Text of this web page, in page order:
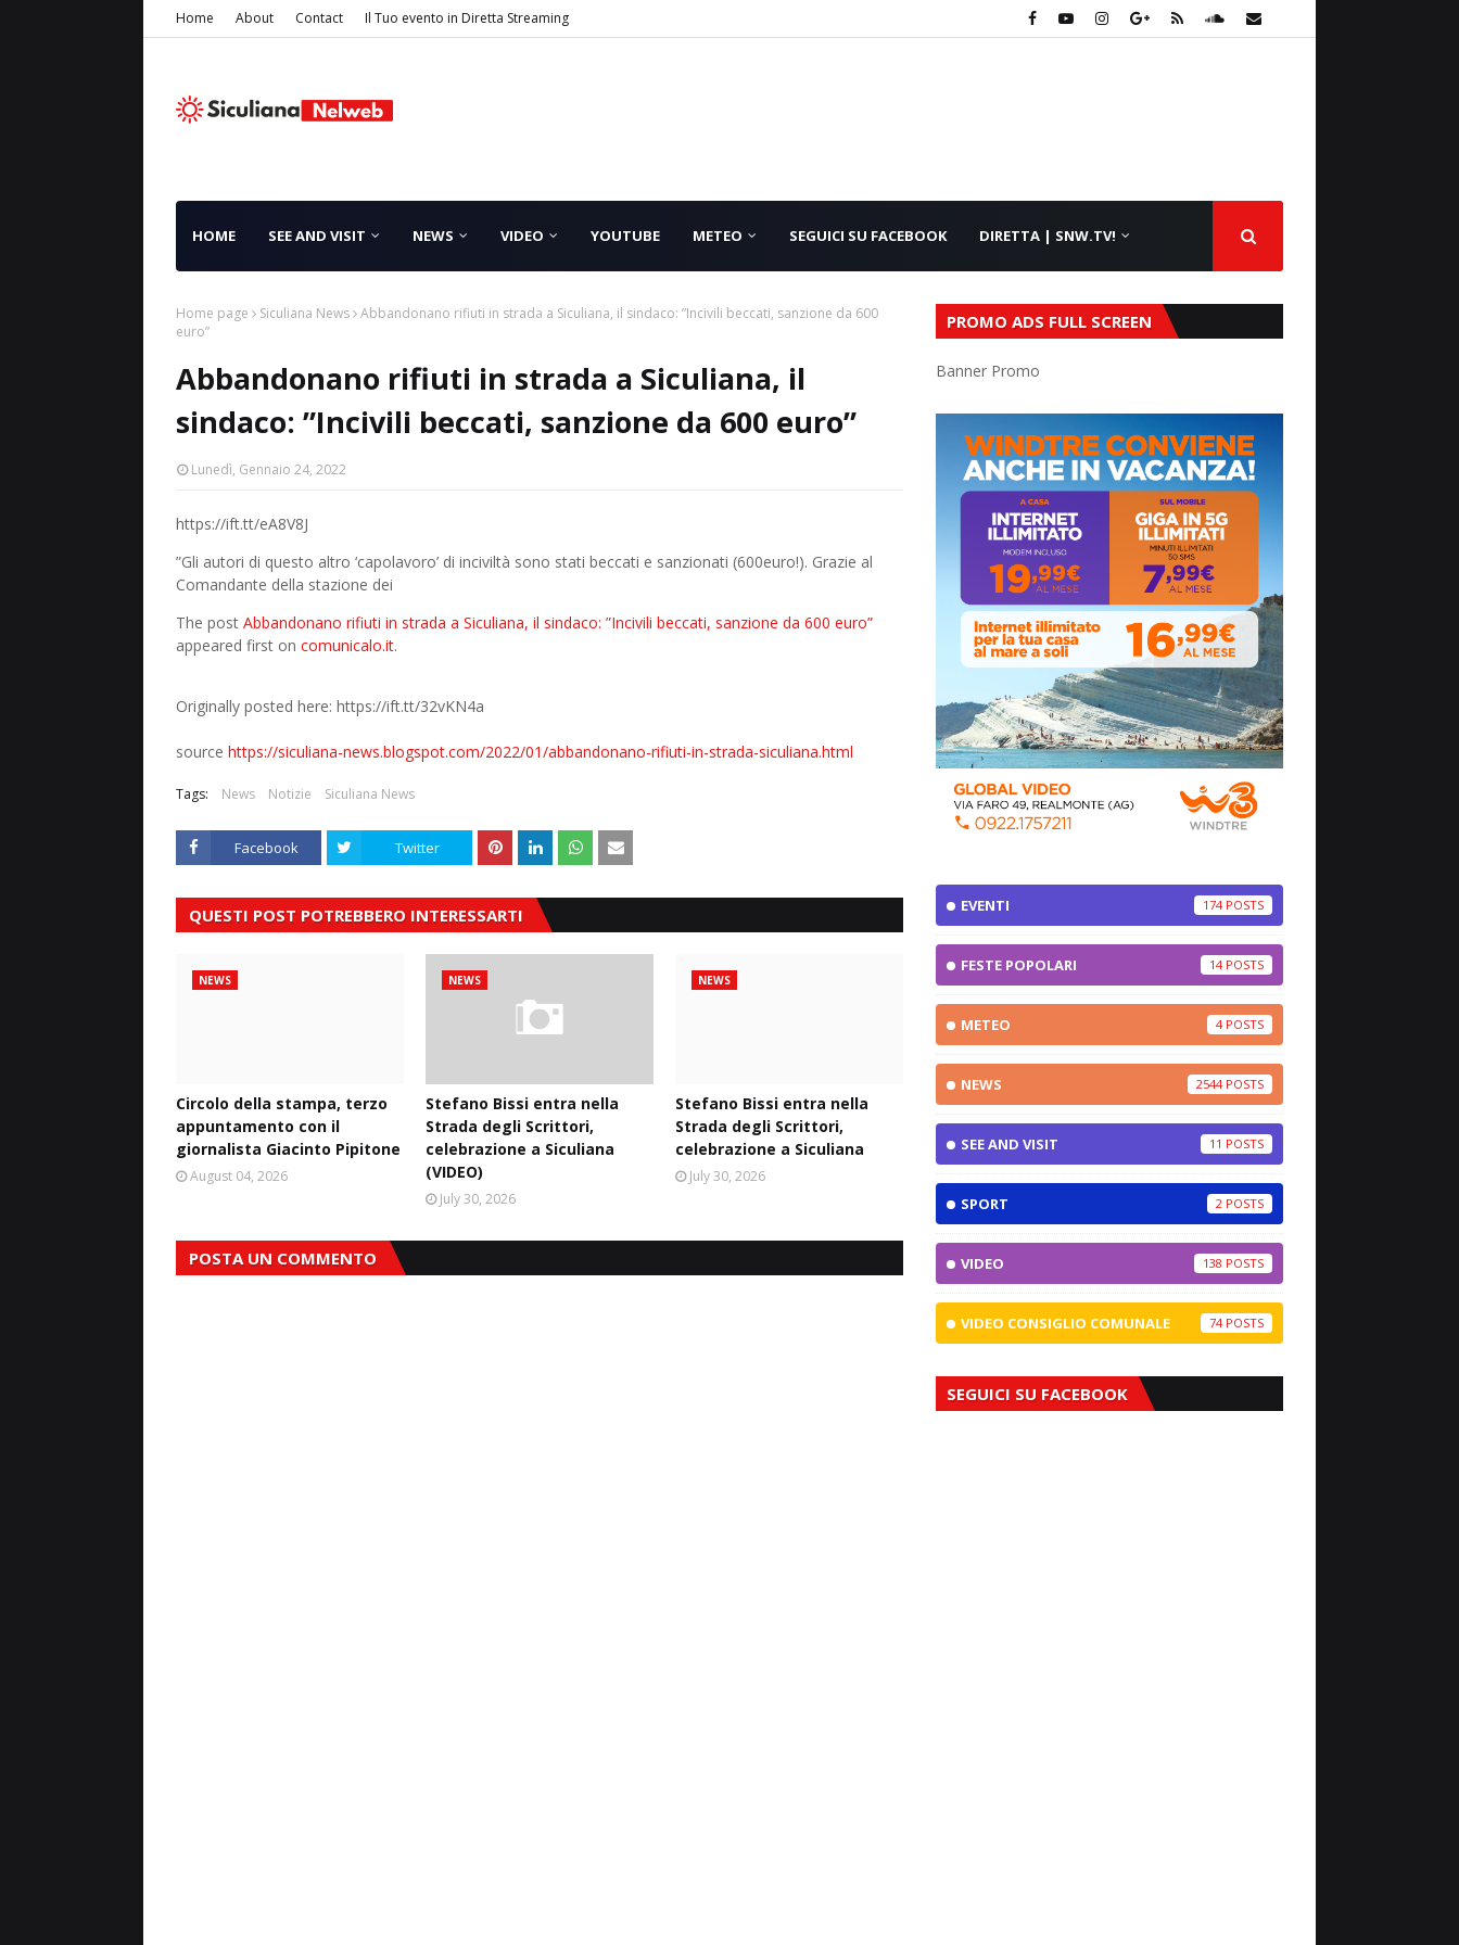
Home About Contact Il Tuo evento in Diretta Streaming
HOME SEE AND VISIT NEWS VIDEO YOUTUBE METEO SEGUICI SU FACEBOOK DIRETTA | SNW.TV!
Home page Siculiana News Abbandonano rifiuti in strada a Siculiana, il sindaco: ”Incivili beccati, sanzione da 600
euro”
Abbandonano rifiuti in strada a Siculiana, il
sindaco: ”Incivili beccati, sanzione da 600 euro”
Lunedì, Gennaio 24, 2022
https://ift.tt/eA8V8J
”Gli autori di questo altro ‘capolavoro’ di inciviltà sono stati beccati e sanzionati (600euro!). Grazie al
Comandante della stazione dei
The post Abbandonano rifiuti in strada a Siculiana, il sindaco: ”Incivili beccati, sanzione da 600 euro”
appeared first on comunicalo.it.
Originally posted here: https://ift.tt/32vKN4a
source https://siculiana-news.blogspot.com/2022/01/abbandonano-rifiuti-in-strada-siculiana.html
Tags: News Notizie Siculiana News
Facebook Twitter
QUESTI POST POTREBBERO INTERESSARTI
NEWS
Circolo della stampa, terzo
appuntamento con il
giornalista Giacinto Pipitone
August 04, 2026
NEWS
Stefano Bissi entra nella
Strada degli Scrittori,
celebrazione a Siculiana
(VIDEO)
July 30, 2026
NEWS
Stefano Bissi entra nella
Strada degli Scrittori,
celebrazione a Siculiana
July 30, 2026
POSTA UN COMMENTO
PROMO ADS FULL SCREEN
Banner Promo
EVENTI 174
FESTE POPOLARI 14
METEO 4
NEWS 2544
SEE AND VISIT 11
SPORT 2
VIDEO 138
VIDEO CONSIGLIO COMUNALE 74
SEGUICI SU FACEBOOK